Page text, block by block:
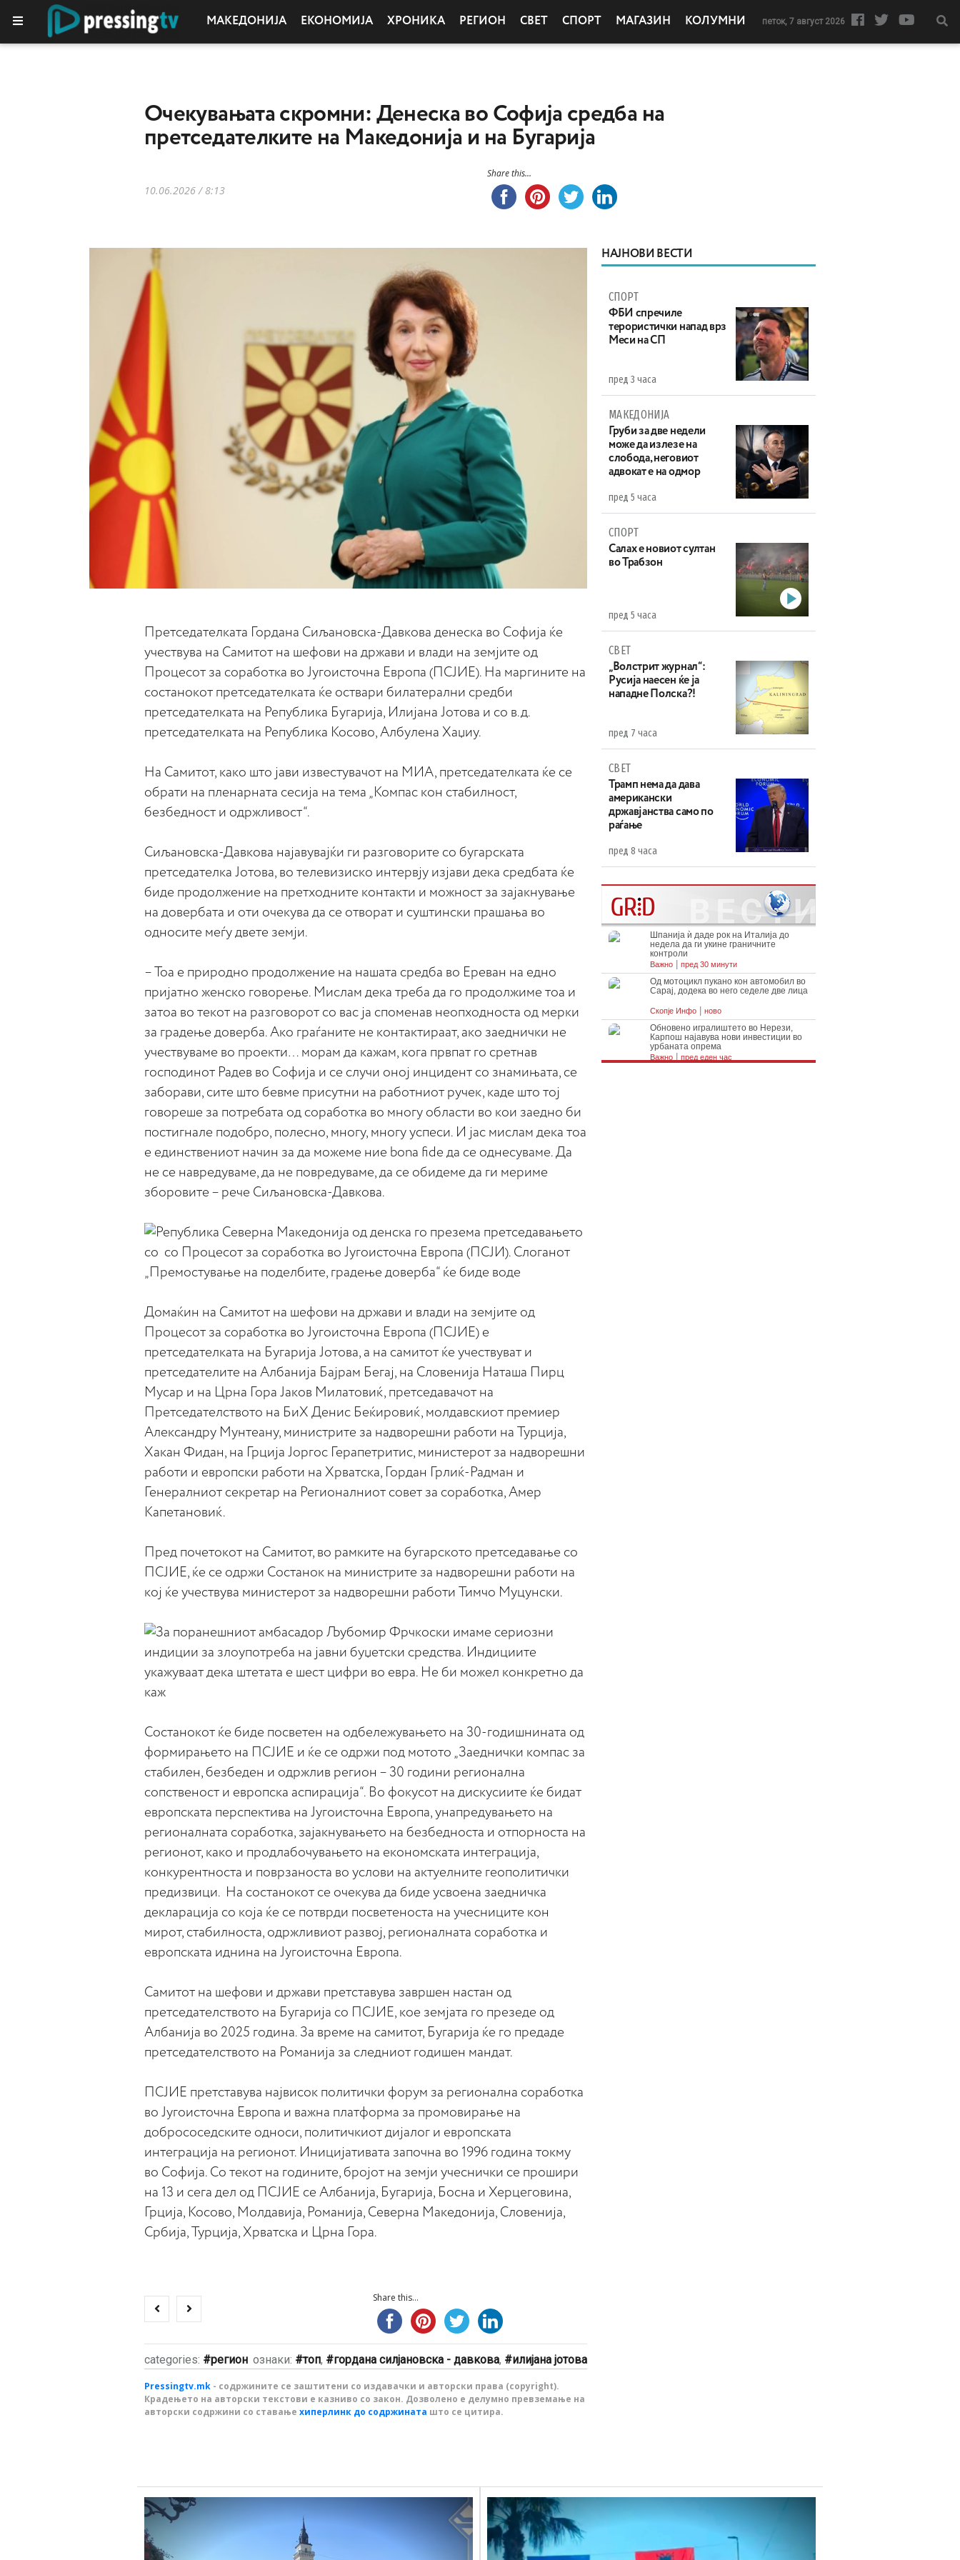
МАКЕДОНИЈА ЕКОНОМИЈА ХРОНИКА РЕГИОН СВЕТ СПОРТ МАГАЗИН КОЛУМНИ петок, 7 август 2026
Oчекувањата скромни: Денеска во Софија средба на
претседателките на Македонија и на Бугарија
10.06.2026 / 8:13
Share this...
Претседателката Гордана Сиљановска-Давкова денеска во Софија ќе
учествува на Самитот на шефови на држави и влади на земјите од
Процесот за соработка во Југоисточна Европа (ПСЈИЕ). На маргините на
состанокот претседателката ќе оствари билатерални средби
претседателката на Република Бугарија, Илијана Јотова и со в.д.
претседателката на Република Косово, Албулена Хаџиу.
На Самитот, како што јави известувачот на МИА, претседателката ќе се
обрати на пленарната сесија на тема „Компас кон стабилност,
безбедност и одржливост“.
Сиљановска-Давкова најавувајќи ги разговорите со бугарската
претседателка Јотова, во телевизиско интервју изјави дека средбата ќе
биде продолжение на претходните контакти и можност за зајакнување
на довербата и оти очекува да се отворат и суштински прашања во
односите меѓу двете земји.
– Тоа е природно продолжение на нашата средба во Ереван на едно
пријатно женско говорење. Мислам дека треба да го продолжиме тоа и
затоа во текот на разговорот со вас ја споменав неопходноста од мерки
за градење доверба. Ако граѓаните не контактираат, ако заеднички не
учествуваме во проекти… морам да кажам, кога првпат го сретнав
господинот Радев во Софија и се случи оној инцидент со знамињата, се
заборави, сите што бевме присутни на работниот ручек, каде што тој
говореше за потребата од соработка во многу области во кои заедно би
постигнале подобро, полесно, многу, многу успеси. И јас мислам дека тоа
е единствениот начин за да можеме ние bona fide да се однесуваме. Да
не се навредуваме, да не повредуваме, да се обидеме да ги мериме
зборовите – рече Сиљановска-Давкова.
Домаќин на Самитот на шефови на држави и влади на земјите од
Процесот за соработка во Југоисточна Европа (ПСЈИЕ) е
претседателката на Бугарија Јотова, а на самитот ќе учествуват и
претседателите на Албанија Бајрам Бегај, на Словенија Наташа Пирц
Мусар и на Црна Гора Јаков Милатовиќ, претседавачот на
Претседателството на БиХ Денис Беќировиќ, молдавскиот премиер
Александру Мунтеану, министрите за надворешни работи на Турција,
Хакан Фидан, на Грција Јоргос Герапетритис, министерот за надворешни
работи и европски работи на Хрватска, Гордан Грлиќ-Радман и
Генералниот секретар на Регионалниот совет за соработка, Амер
Капетановиќ.
Пред почетокот на Самитот, во рамките на бугарското претседавање со
ПСЈИЕ, ќе се одржи Состанок на министрите за надворешни работи на
кој ќе учествува министерот за надворешни работи Тимчо Муцунски.
Состанокот ќе биде посветен на одбележувањето на 30-годишнината од
формирањето на ПСЈИЕ и ќе се одржи под мотото „Заеднички компас за
стабилен, безбеден и одржлив регион – 30 години регионална
сопственост и европска аспирација“. Во фокусот на дискусиите ќе бидат
европската перспектива на Југоисточна Европа, унапредувањето на
регионалната соработка, зајакнувањето на безбедноста и отпорноста на
регионот, како и продлабочувањето на економската интеграција,
конкурентноста и поврзаноста во услови на актуелните геополитички
предизвици. На состанокот се очекува да биде усвоена заедничка
декларација со која ќе се потврди посветеноста на учесниците кон
мирот, стабилноста, одржливиот развој, регионалната соработка и
европската иднина на Југоисточна Европа.
Самитот на шефови и држави претставува завршен настан од
претседателството на Бугарија со ПСЈИЕ, кое земјата го презеде од
Албанија во 2025 година. За време на самитот, Бугарија ќе го предаде
претседателството на Романија за следниот годишен мандат.
ПСЈИЕ претставува највисок политички форум за регионална соработка
во Југоисточна Европа и важна платформа за промовирање на
добрососедските односи, политичкиот дијалог и европската
интеграција на регионот. Иницијативата започна во 1996 година токму
во Софија. Со текот на годините, бројот на земји учеснички се прошири
на 13 и сега дел од ПСЈИЕ се Албанија, Бугарија, Босна и Херцеговина,
Грција, Косово, Молдавија, Романија, Северна Македонија, Словенија,
Србија, Турција, Хрватска и Црна Гора.
Share this...
categories: регион ознаки: топ, гордана силјановска - давкова, илијана јотова
Pressingtv.mk - содржините се заштитени со издавачки и авторски права (copyright).
Крадењето на авторски текстови е казниво со закон. Дозволено е делумно превземање на
авторски содржини со ставање хиперлинк до содржината што се цитира.
НАЈНОВИ ВЕСТИ
СПОРТ
ФБИ спречиле
терористички напад врз
Меси на СП
пред 3 часа
МАКЕДОНИЈА
Груби за две недели
може да излезе на
слобода, неговиот
адвокат е на одмор
пред 5 часа
СПОРТ
Салах е новиот султан
во Трабзон
пред 5 часа
СВЕТ
„Волстрит журнал“:
Русија наесен ќе ја
нападне Полска?!
пред 7 часа
СВЕТ
Трамп нема да дава
американски
државјанства само по
раѓање
пред 8 часа